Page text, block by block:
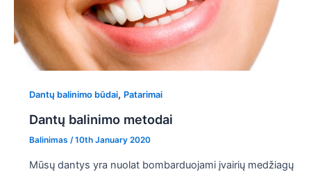
Dantų balinimo būdai, Patarimai
Dantų balinimo metodai
Balinimas /10th January 2020
Mūsų dantys yra nuolat bombarduojami įvairių medžiagų